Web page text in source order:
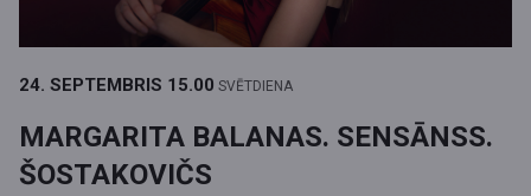
24. SEPTEMBRIS 15.00 SVĒTDIENA
MARGARITA BALANAS. SENSĀNSS.
ŠOSTAKOVIČS